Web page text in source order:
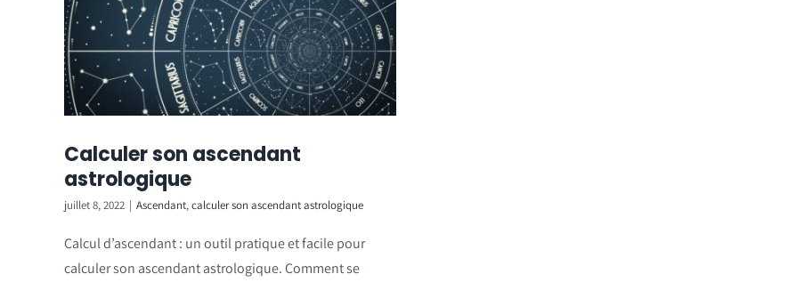
Calculer son ascendant
astrologique
juillet 8, 2022 | Ascendant,calculer son ascendant astrologique
Calcul d’ascendant : un outil pratique et facile pour
calculer son ascendant astrologique. Comment se